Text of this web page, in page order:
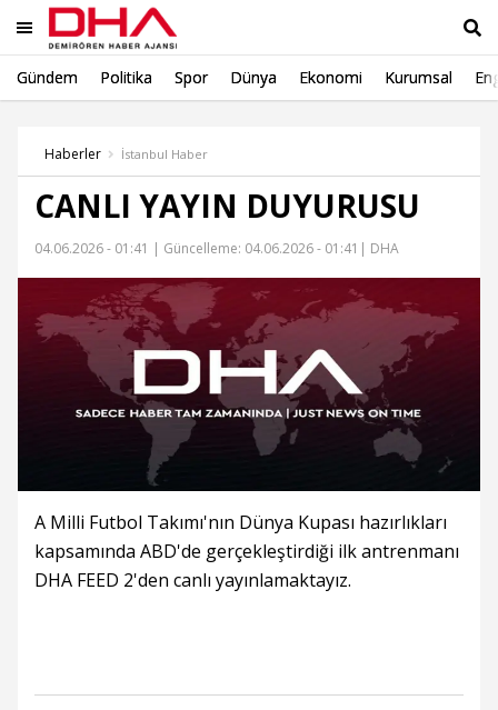
Gündem Politika Spor Dünya Ekonomi Kurumsal
Haberler İstanbul Haber
CANLI YAYIN DUYURUSU
04.06.2026 - 01:41 | Güncelleme: 04.06.2026 - 01:41 | DHA
A Milli Futbol Takımı'nın Dünya Kupası hazırlıkları
kapsamında ABD'de gerçekleştirdiği ilk antrenmanı
DHA FEED 2'den canlı yayınlamaktayız.